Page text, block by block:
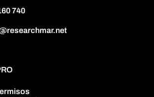
740